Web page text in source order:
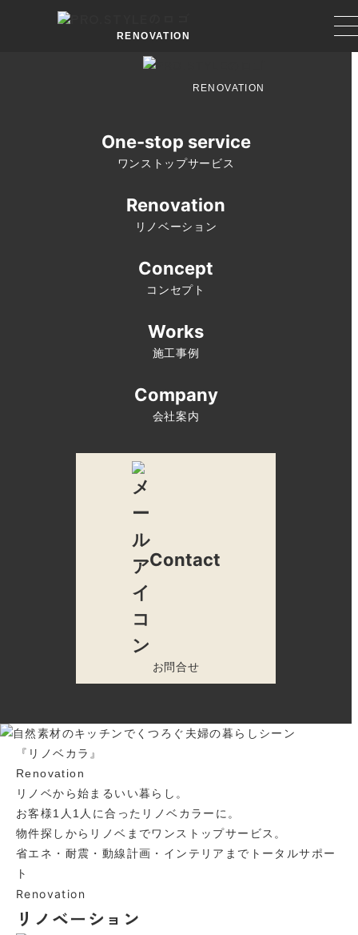
RENOVATION
RENOVATION
One-stop service
ワンストップサービス
Renovation
リノベーション
Concept
コンセプト
Works
施工事例
Company
会社案内
Contact
お問合せ
『リノベカラ』
Renovation
リノベから始まるいい暮らし。
お客様1人1人に合ったリノベカラーに。
物件探しからリノベまでワンストップサービス。
省エネ・耐震・動線計画・インテリアまで トータルサポー
ト
Renovation
リノベーション